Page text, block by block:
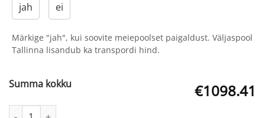
jah ei
Märkige "jah", kui soovite meiepoolset paigaldust. Väljaspool
Tallinna lisandub ka transpordi hind.
Summa kokku €1098.41
Puidust välisuksed Kaski Uppsala kogus